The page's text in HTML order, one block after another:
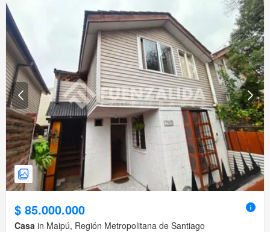
$ 85.000.000
Casa in Maipú, Región Metropolitana de Santiago